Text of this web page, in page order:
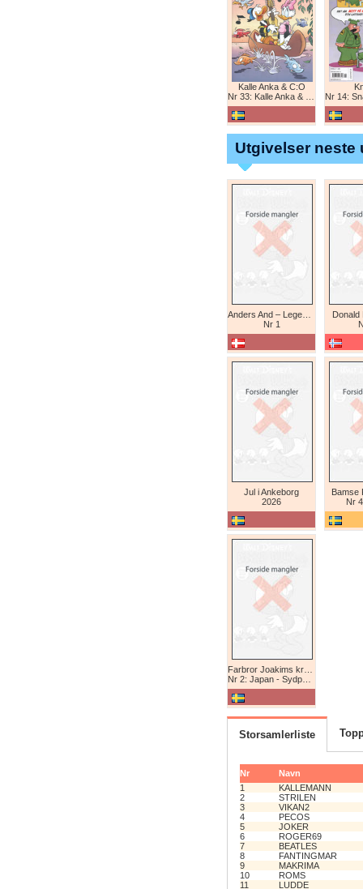
Kalle Anka & C:O
Nr 33: Kalle Anka & C:O
Nr 14:
Utgivelser neste
Nr 1
Donald
Jul i Ankeborg
2026
Bamse
Nr
Nr 2: Japan - Sydpolen - Afrika
Storsamlerliste
Nr
Navn
1
KALLEMANN
2
STRILEN
3
VIKAN2
4
PECOS
5
JOKER
6
ROGER69
7
BEATLES
8
FANTINGMAR
9
MAKRIMA
10
ROMS
11
LUDDE